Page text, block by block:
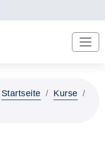
Startseite
Kurse